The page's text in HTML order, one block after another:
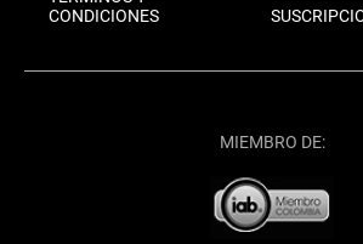
CONDICIONES
MIEMBRO DE: